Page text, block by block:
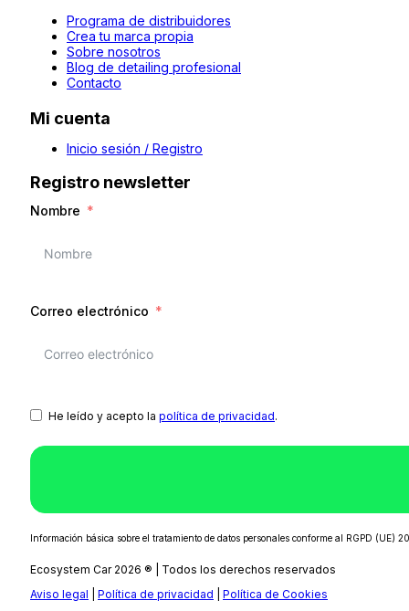
Programa de distribuidores
Crea tu marca propia
Sobre nosotros
Blog de detailing profesional
Contacto
Mi cuenta
Inicio sesión / Registro
Registro newsletter
Nombre
Correo electrónico
He leído y acepto la política de privacidad.
Información básica sobre el tratamiento de datos personales conforme al RGPD (UE)
Ecosystem Car 2026 ® | Todos los derechos reservados
Aviso legal
Política de privacidad Política de Cookies